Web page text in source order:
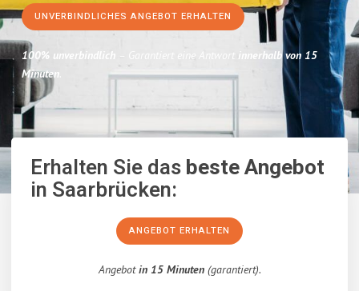
UNVERBINDLICHES ANGEBOT ERHALTEN
100% unverbindlich – Garantiert eine Antwort innerhalb von 15
Minuten.
Erhalten Sie dasbeste Angebot
in Saarbrücken:
ANGEBOT ERHALTEN
Angebotin 15 Minuten(garantiert).